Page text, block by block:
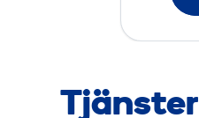
Tjänster